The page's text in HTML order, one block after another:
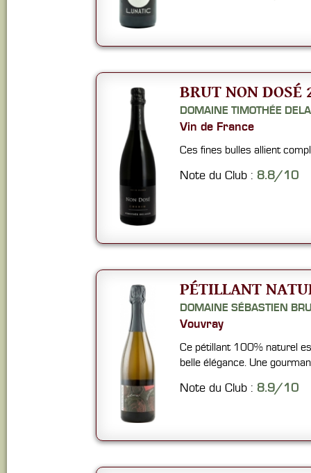
BRUT NON DOSÉ
DOMAINE TIMOTHÉE
Vin de France
Ces fines bulles allient
Note du Club : 8.8/10
PÉTILLANT
DOMAINE SÉBASTIEN
Vouvray
Ce pétillant 100% naturel
belle élégance. Une
Note du Club : 8.9/10